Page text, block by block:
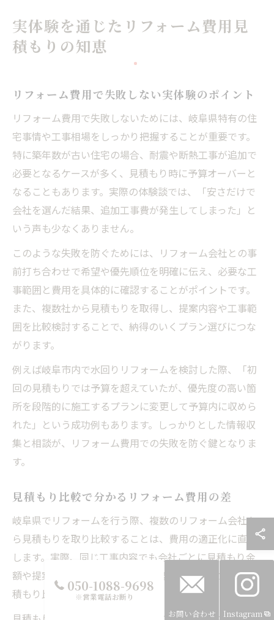
実体験を通じたリフォーム費用見
積もりの知恵
リフォーム費用で失敗しない実体験のポイント
リフォーム費用で失敗しないためには、岐阜県特有の住
宅事情や工事相場をしっかり把握することが重要です。
特に築年数が古い住宅の場合、耐震や断熱工事が追加で
必要となるケースが多く、見積もり時に予算オーバーと
なることもあります。実際の体験談では、「安さだけで
会社を選んだ結果、追加工事費が発生してしまった」と
いう声も少なくありません。
このような失敗を防ぐためには、リフォーム会社との事
前打ち合わせで希望や優先順位を明確に伝え、必要な工
事範囲と費用を具体的に確認することがポイントです。
また、複数社から見積もりを取得し、提案内容や工事範
囲を比較検討することで、納得のいくプラン選びにつな
がります。
例えば岐阜市内で水回りリフォームを検討した際、「初
回の見積もりでは予算を超えていたが、優先度の高い箇
所を段階的に施工するプランに変更して予算内に収めら
れた」という成功例もあります。しっかりとした情報収
集と相談が、リフォーム費用での失敗を防ぐ鍵となりま
す。
見積もり比較で分かるリフォーム費用の差
岐阜県でリフォームを行う際、複数のリフォーム会社か
ら見積もりを取り比較することは、費用の適正化に直結
します。実際、同じ工事内容でも会社ごとに見積もり金
額や提案内容に大きな差が生まれることが多いため、見
積もり比較は必須のステップです。
050-1088-9698
※営業電話お断り
お問い合わせ Instagram